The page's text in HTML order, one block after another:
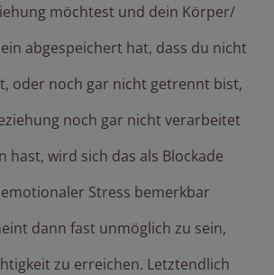
möchtest und dein Körper/
abgespeichert hat, dass du nicht
oder noch gar nicht getrennt bist,
noch gar nicht verarbeitet
hast, wird sich das als Blockade
Stress bemerkbar
dann fast unmöglich zu sein,
zu erreichen. Letztendlich